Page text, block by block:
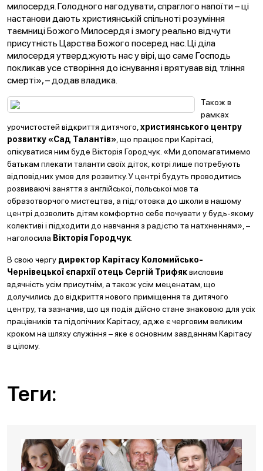
милосердя. Голодного нагодувати, спраглого напоїти – ці
настанови дають християнській спільноті розуміння
таємниці Божого Милосердя і змогу реально відчути
присутність Царства Божого посеред нас. Ці діла
милосердя утверджують нас у вірі, що саме Господь
покликав усе створіння до існування і врятував від тління
смерті», – додав владика.
Також в
рамках
урочистостей відкриття дитячого, християнського центру
розвитку «Сад Талантів» , що працює при Карітасі,
опікуватися ним буде Вікторія Городчук. «Ми допомагатимемо
батькам плекати таланти своїх діток, котрі лише потребують
відповідних умов для розвитку. У центрі будуть проводитись
розвиваючі заняття з англійської, польської мов та
образотворчого мистецтва, а підготовка до школи в нашому
центрі дозволить дітям комфортно себе почувати у будь-якому
колективі і підходити до навчання з радістю та натхненням», –
наголосила Вікторія Городчук
В свою чергу директор Карітасу Коломийсько-
Чернівецької єпархії отець Сергій Трифяквисловив
вдячність усім присутнім, а також усім меценатам, що
долучились до відкриття нового приміщення та дитячого
центру, та зазначив, що ця подія дійсно стане знаковою для усіх
працівників та підопічних Карітасу, адже є черговим великим
кроком на шляху служіння – яке є основним завданням Карітасу
в цілому.
Теги: